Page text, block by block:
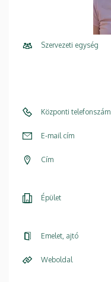
Szervezeti egység
Központi telefonszám
E-mail cím
Cím
Épület
Emelet, ajtó
Weboldal